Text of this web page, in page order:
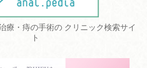
療・痔の手術の クリニック検索サイ
ト